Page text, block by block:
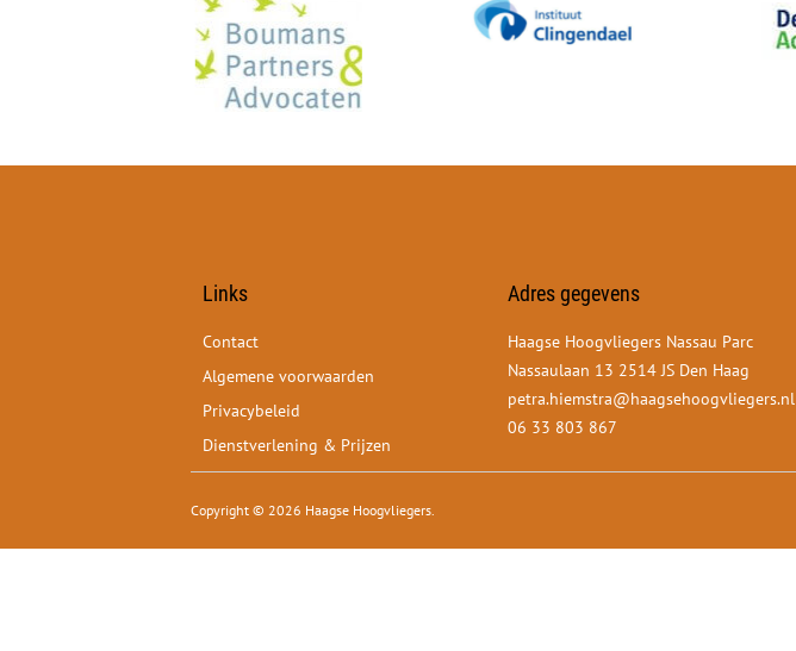
Links
Contact
Algemene voorwaarden
Privacybeleid
Dienstverlening & Prijzen
Adres gegevens
Haagse Hoogvliegers Nassau Parc
Nassaulaan 13 2514 JS Den Haag
petra.hiemstra@haagsehoogvliegers.nl
06 33 803 867
Copyright © 2026 Haagse Hoogvliegers.